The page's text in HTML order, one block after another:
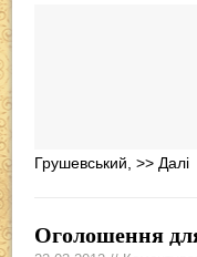
Грушевський,>> Далі
Оголошення